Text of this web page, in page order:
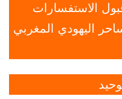
الاستفسارات
اليهودي المغربي